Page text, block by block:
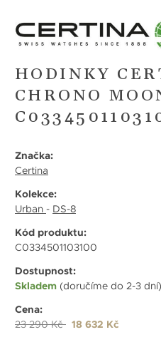
HODINKY
CHRONO
Značka:
Certina
Kolekce:
Urban - DS-8
Kód produktu:
C0334501103100
Dostupnost:
Skladem (doručíme do 2-3 dní)
Cena:
23 290 Kč 18 632 Kč